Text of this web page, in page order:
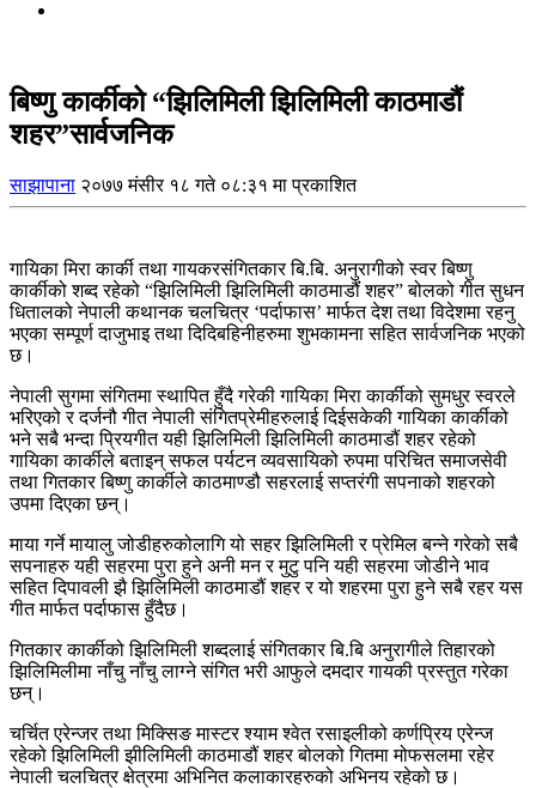
बिष्णु कार्कीको “झिलिमिली झिलिमिली काठमाडौंं
शहर”सार्वजनिक
साझापाना २०७७ मंसीर १८ गते ०८:३१ मा प्रकाशित
गायिका मिरा कार्की तथा गायकरसंगितकार बि.बि. अनुरागीको स्वर बिष्णु
कार्कीको शब्द रहेको “झिलिमिली झिलिमिली काठमाडौंं शहर” बोलको गीत सुधन
धितालको नेपाली कथानक चलचित्र ‘पर्दाफास’ मार्फत देश तथा विदेशमा रहनु
भएका सम्पूर्ण दाजुभाइ तथा दिदिबहिनीहरुमा शुभकामना सहित सार्वजनिक भएको
छ।
नेपाली सुगमा संगितमा स्थापित हुँदै गरेकी गायिका मिरा कार्कीको सुमधुर स्वरले
भरिएको र दर्जनौ गीत नेपाली संगितप्रेमीहरुलाई दिईसकेकी गायिका कार्कीको
भने सबै भन्दा प्रियगीत यही झिलिमिली झिलिमिली काठमाडौं शहर रहेको
गायिका कार्कीले बताइन् सफल पर्यटन व्यवसायिको रुपमा परिचित समाजसेवी
तथा गितकार बिष्णु कार्कीले काठमाण्डौ सहरलाई सप्तरंगी सपनाको शहरको
उपमा दिएका छन्।
माया गर्ने मायालु जोडीहरुकोलागि यो सहर झिलिमिली र प्रेमिल बन्ने गरेको सबै
सपनाहरु यही सहरमा पुरा हुने अनी मन र मुटु पनि यही सहरमा जोडीने भाव
सहित दिपावली झै झिलिमिली काठमाडौं शहर र यो शहरमा पुरा हुने सबै रहर यस
गीत मार्फत पर्दाफास हुँदैछ।
गितकार कार्कीको झिलिमिली शब्दलाई संगितकार बि.बि अनुरागीले तिहारको
झिलिमिलीमा नाँचु नाँचु लाग्ने संगित भरी आफुले दमदार गायकी प्रस्तुत गरेका
छन्।
चर्चित एरेन्जर तथा मिक्सिङ मास्टर श्याम श्वेत रसाइलीको कर्णप्रिय एरेन्ज
रहेको झिलिमिली झीलिमिली काठमाडौं शहर बोलको गितमा मोफसलमा रहेर
नेपाली चलचित्र क्षेत्रमा अभिनित कलाकारहरुको अभिनय रहेको छ।